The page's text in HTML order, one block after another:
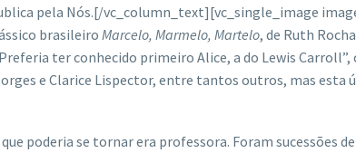
pela Nós.[/vc_column_text][vc_single_image
brasileiro Marcelo, Marmelo, Martelo, de Ruth
ter conhecido primeiro Alice, a do Lewis
e Clarice Lispector, entre tantos outros, mas
poderia se tornar era professora. Foram sucessões